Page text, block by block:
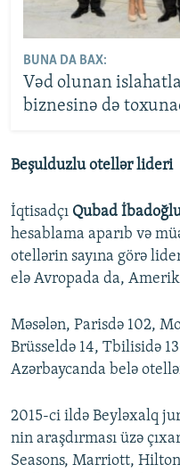
BUNA DA BAX:
Vəd olunan
biznesinə də
Beşulduzlu otellər lideri
İqtisadçı Qubad
hesablama aparıb və
otellərin sayına görə
elə Avropada da,
Məsələn, Parisdə 102,
Brüsseldə 14, Tbilisidə
Azərbaycanda belə
2015-ci ildə Beyləxalq
nin araşdırması üzə
Seasons, Marriott,